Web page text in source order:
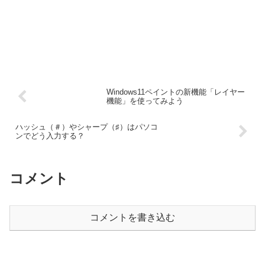
Windows11ペイントの新機能「レイヤー
機能」を使ってみよう
ハッシュ（＃）やシャープ（♯）はパソコ
ンでどう入力する？
コメント
コメントを書き込む